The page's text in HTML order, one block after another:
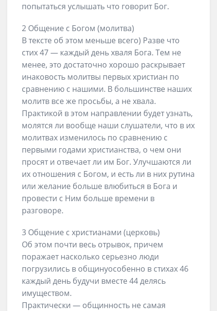
попытаться услышать что говорит Бог.
2 Общение с Богом (молитва)
В тексте об этом меньше всего) Разве что
стих 47 — каждый день хваля Бога. Тем не
менее, это достаточно хорошо раскрывает
инаковость молитвы первых христиан по
сравнению с нашими. В большинстве наших
молитв все же просьбы, а не хвала.
Практикой в этом направлении будет узнать,
молятся ли вообще наши слушатели, что в их
молитвах изменилось по сравнению с
первыми годами христианства, о чем они
просят и отвечает ли им Бог. Улучшаются ли
их отношения с Богом, и есть ли в них рутина
или желание больше влюбиться в Бога и
провести с Ним больше времени в
разговоре.
3 Общение с христианами (церковь)
Об этом почти весь отрывок, причем
поражает насколько серьезно люди
погрузились в общинуособенно в стихах 46
каждый день будучи вместе 44 делясь
имуществом.
Практически — общинность не самая